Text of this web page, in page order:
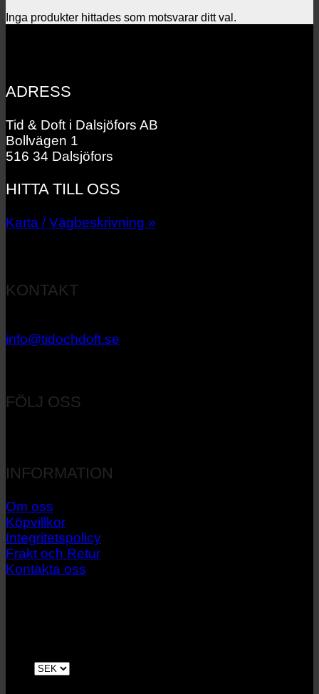
Inga produkter hittades som motsvarar ditt val.
ADRESS
Tid & Doft i Dalsjöfors AB
Bollvägen 1
516 34 Dalsjöfors
HITTA TILL OSS
Karta / Vägbeskrivning »
KONTAKT
info@tidochdoft.se
FÖLJ OSS
INFORMATION
Om oss
Köpvillkor
Integritetspolicy
Frakt och Retur
Kontakta oss